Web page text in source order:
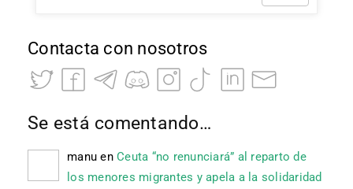
Contacta con nosotros
Se está comentando…
manu en Ceuta “no renunciará” al reparto de
los menores migrantes y apela a la solidaridad